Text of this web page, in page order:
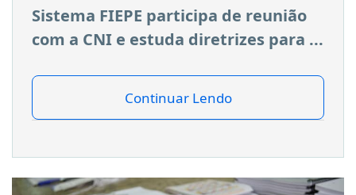
Sistema FIEPE participa de reunião
com a CNI e estuda diretrizes para ...
Continuar Lendo